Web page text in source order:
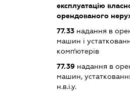
експлуатацію
орендованого
77.33надання в
машин і
комп'ютерів
77.39надання в
машин,
н.в.і.у.